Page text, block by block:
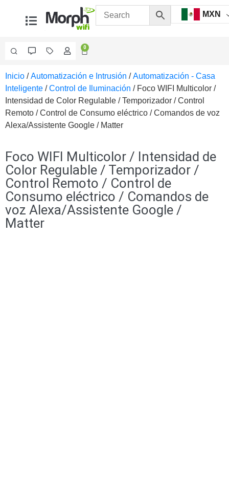
MXN
0
Videovigilancia
Accesorios
Generales
Accesorios
Ethernet y
para
Computadora
y
Smartphones Cajas
de
InterconexiónControladores
PTZ
Inicio /Automatización e Intrusión /Automatización - Casa
Inteligente /Control de Iluminación / Foco WIFI Multicolor /
Intensidad de Color Regulable / Temporizador / Control
Remoto / Control de Consumo eléctrico / Comandos de voz
Alexa/Assistente Google / Matter
Foco WIFI Multicolor / Intensidad de
Color Regulable / Temporizador /
Control Remoto / Control de
Consumo eléctrico / Comandos de
voz Alexa/Assistente Google /
Matter